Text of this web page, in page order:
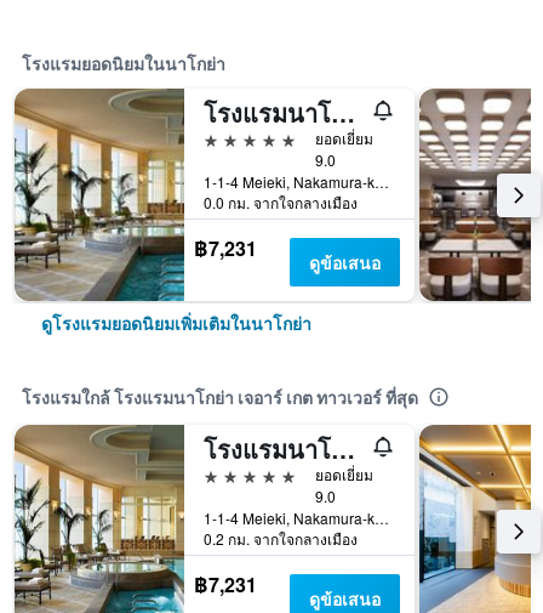
โรงแรมยอดนิยมในนาโกย่า
โรงแรมนาโกย่า แมริออท แอสโซเซีย
5 ดาว
ยอดเยี่ยม
9.0
1-1-4 Meieki, Nakamura-ku, นาโกย่า, ญี่ปุ่น
0.0 กม. จากใจกลางเมือง
฿7,231 ดูข้อเสนอ
ดูโรงแรมยอดนิยมเพิ่มเติมในนาโกย่า
โรงแรมใกล้ โรงแรมนาโกย่า เจอาร์ เกต ทาวเวอร์ ที่สุด
โรงแรมนาโกย่า แมริออท แอสโซเซีย
5 ดาว
ยอดเยี่ยม
9.0
1-1-4 Meieki, Nakamura-ku, นาโกย่า, ญี่ปุ่น
0.2 กม. จากใจกลางเมือง
฿7,231 ดูข้อเสนอ